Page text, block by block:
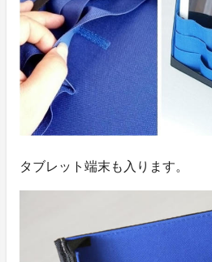
タブレット端末も入ります。